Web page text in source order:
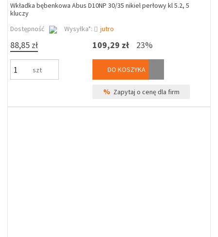
Wkładka bębenkowa Abus D10NP 30/35 nikiel perłowy kl 5.2, 5
kluczy
Dostępność
Wysyłka*: jutro
88,85 zł
szt
109,29 zł 23%
DO KOSZYKA
% Zapytaj o cenę dla firm